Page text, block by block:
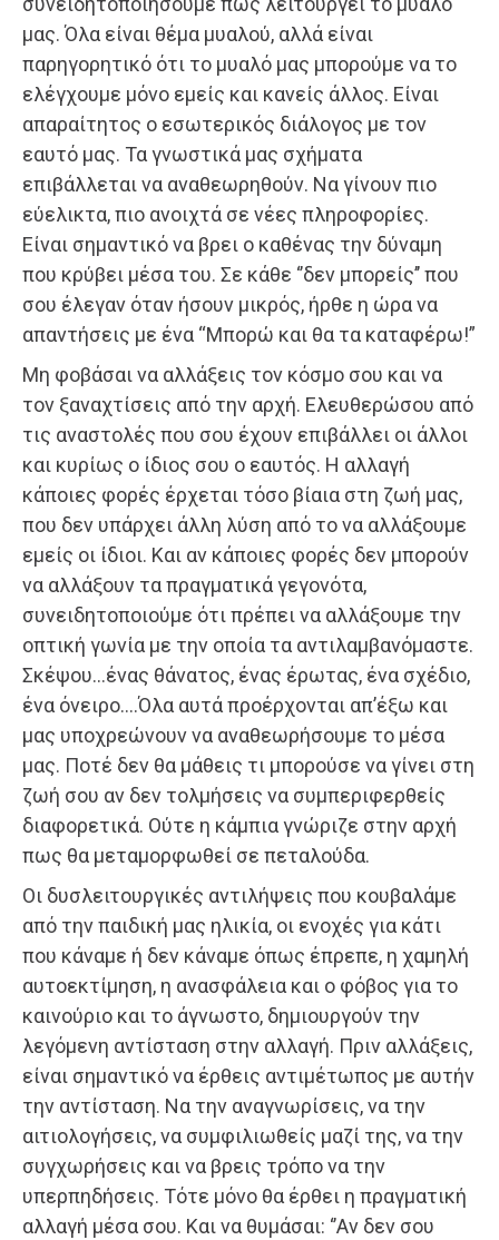
μας. Όλα είναι θέμα μυαλού, αλλά είναι
παρηγορητικό ότι το μυαλό μας μπορούμε να το
ελέγχουμε μόνο εμείς και κανείς άλλος. Είναι
απαραίτητος ο εσωτερικός διάλογος με τον
εαυτό μας. Τα γνωστικά μας σχήματα
επιβάλλεται να αναθεωρηθούν. Να γίνουν πιο
εύελικτα, πιο ανοιχτά σε νέες πληροφορίες.
Είναι σημαντικό να βρει ο καθένας την δύναμη
που κρύβει μέσα του. Σε κάθε ‘’δεν μπορείς’’ που
σου έλεγαν όταν ήσουν μικρός, ήρθε η ώρα να
απαντήσεις με ένα “Μπορώ και θα τα καταφέρω!”
Μη φοβάσαι να αλλάξεις τον κόσμο σου και να
τον ξαναχτίσεις από την αρχή. Ελευθερώσου από
τις αναστολές που σου έχουν επιβάλλει οι άλλοι
και κυρίως ο ίδιος σου ο εαυτός. Η αλλαγή
κάποιες φορές έρχεται τόσο βίαια στη ζωή μας,
που δεν υπάρχει άλλη λύση από το να αλλάξουμε
εμείς οι ίδιοι. Και αν κάποιες φορές δεν μπορούν
να αλλάξουν τα πραγματικά γεγονότα,
συνειδητοποιούμε ότι πρέπει να αλλάξουμε την
οπτική γωνία με την οποία τα αντιλαμβανόμαστε.
Σκέψου…ένας θάνατος, ένας έρωτας, ένα σχέδιο,
ένα όνειρο….Όλα αυτά προέρχονται απ’έξω και
μας υποχρεώνουν να αναθεωρήσουμε το μέσα
μας. Ποτέ δεν θα μάθεις τι μπορούσε να γίνει στη
ζωή σου αν δεν τολμήσεις να συμπεριφερθείς
διαφορετικά. Ούτε η κάμπια γνώριζε στην αρχή
πως θα μεταμορφωθεί σε πεταλούδα.
Οι δυσλειτουργικές αντιλήψεις που κουβαλάμε
από την παιδική μας ηλικία, οι ενοχές για κάτι
που κάναμε ή δεν κάναμε όπως έπρεπε, η χαμηλή
αυτοεκτίμηση, η ανασφάλεια και ο φόβος για το
καινούριο και το άγνωστο, δημιουργούν την
λεγόμενη αντίσταση στην αλλαγή. Πριν αλλάξεις,
είναι σημαντικό να έρθεις αντιμέτωπος με αυτήν
την αντίσταση. Να την αναγνωρίσεις, να την
αιτιολογήσεις, να συμφιλιωθείς μαζί της, να την
συγχωρήσεις και να βρεις τρόπο να την
υπερπηδήσεις. Τότε μόνο θα έρθει η πραγματική
αλλαγή μέσα σου. Και να θυμάσαι: ‘’Αν δεν σου